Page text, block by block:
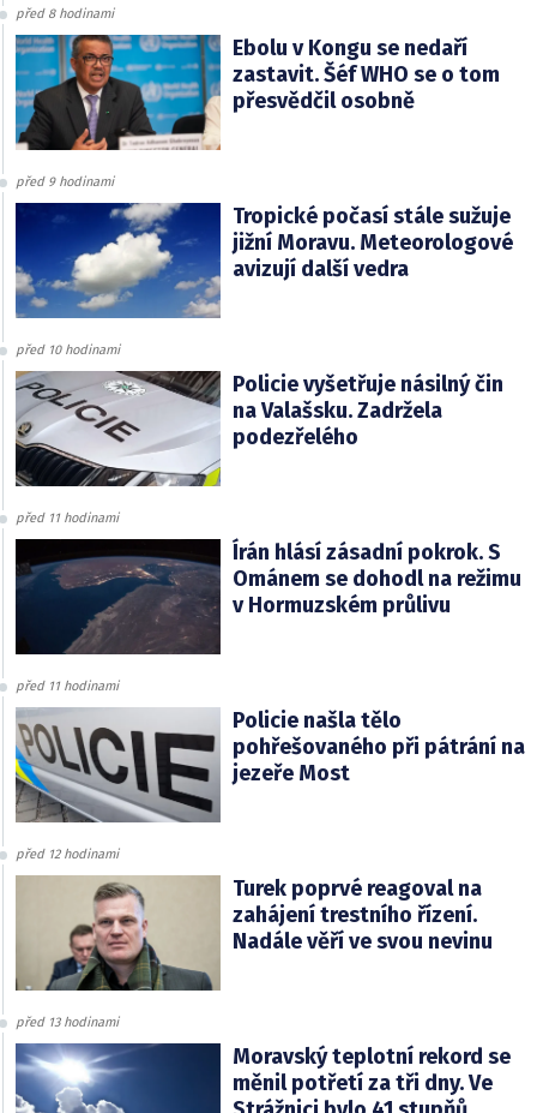
před 8 hodinami
Ebolu v Kongu se nedaří
zastavit. Šéf WHO se o tom
přesvědčil osobně
před 9 hodinami
Tropické počasí stále sužuje
jižní Moravu. Meteorologové
avizují další vedra
před 10 hodinami
Policie vyšetřuje násilný čin
na Valašsku. Zadržela
podezřelého
před 11 hodinami
Írán hlásí zásadní pokrok. S
Ománem se dohodl na režimu
v Hormuzském průlivu
před 11 hodinami
Policie našla tělo
pohřešovaného při pátrání na
jezeře Most
před 12 hodinami
Turek poprvé reagoval na
zahájení trestního řízení.
Nadále věří ve svou nevinu
před 13 hodinami
Moravský teplotní rekord se
měnil potřetí za tři dny. Ve